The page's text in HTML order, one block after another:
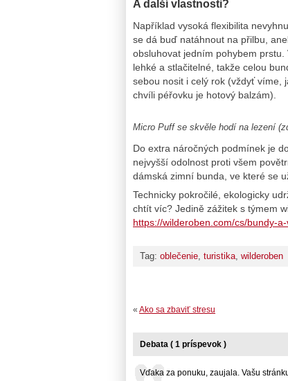
A další vlastnosti?
Například vysoká flexibilita
se dá buď natáhnout na přilbu,
obsluhovat jedním pohybem
lehké a stlačitelné, takže celou
sebou nosit i celý rok (vždyť víme,
chvíli péřovku je hotový balzám).
Micro Puff se skvěle hodí na lezení
Do extra náročných podmínek je
nejvyšší odolnost proti všem
dámská zimní bunda, ve které se
Technicky pokročilé, ekologicky
chtít víc? Jedině zážitek s týmem
https://wilderoben.com/cs/bundy-a-
Tag: oblečenie, turistika, wilderoben
« Ako sa zbaviť stresu
Debata ( 1 príspevok )
Vďaka za ponuku, zaujala. Vašu